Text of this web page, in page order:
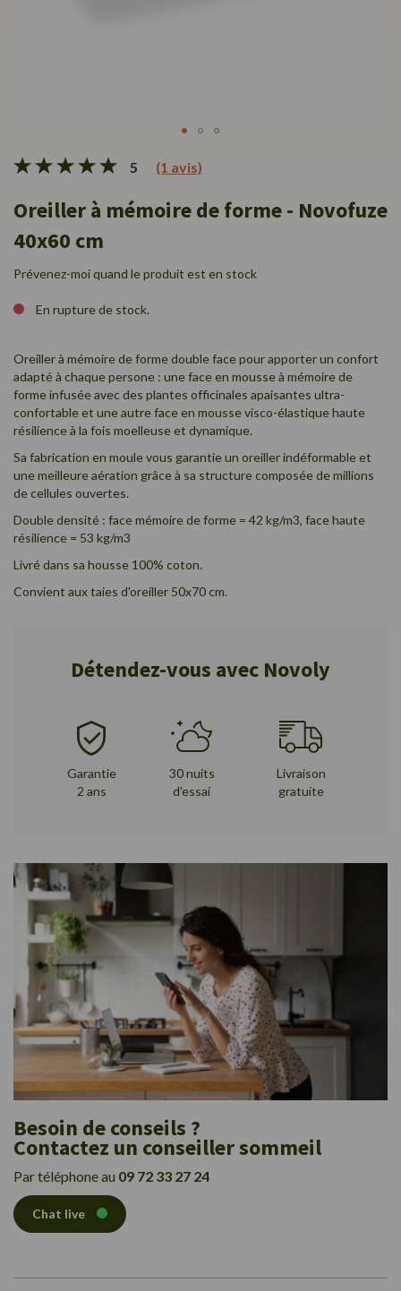
5 (1 avis)
Oreiller à mémoire de forme - Novofuze
40x60 cm
Prévenez-moi quand le produit est en stock
En rupture de stock.
Oreiller à mémoire de forme double face pour apporter un confort
adapté à chaque persone : une face en mousse à mémoire de
forme infusée avec des plantes officinales apaisantes ultra-
confortable et une autre face en mousse visco-élastique haute
résilience à la fois moelleuse et dynamique.
Sa fabrication en moule vous garantie un oreiller indéformable et
une meilleure aération grâce à sa structure composée de millions
de cellules ouvertes.
Double densité : face mémoire de forme = 42 kg/m3, face haute
résilience = 53 kg/m3
Livré dans sa housse 100% coton.
Convient aux taies d'oreiller 50x70 cm.
Détendez-vous avec Novoly
Garantie
2 ans
30 nuits
d'essai
Livraison
gratuite
Besoin de conseils ?
Contactez un conseiller sommeil
Par téléphone au 09 72 33 27 24
Chat live
to
beginning
the
gallery